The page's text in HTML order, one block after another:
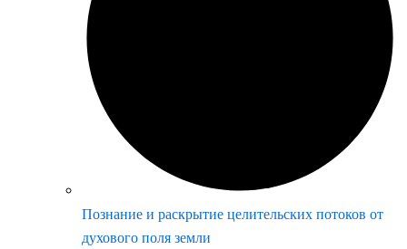
Познание и раскрытие целительских потоков от
духового поля земли